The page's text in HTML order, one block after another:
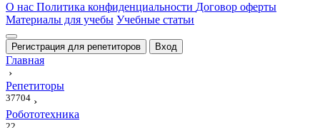
О нас Политика конфиденциальности Договор оферты
Материалы для учебы Учебные статьи
Регистрация для репетиторов Вход
Главная
›
Репетиторы
37704 ›
Робототехника